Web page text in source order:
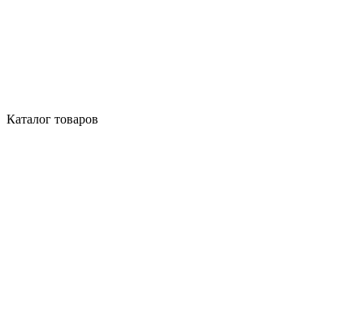
Каталог товаров